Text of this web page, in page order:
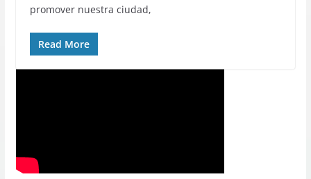
promover nuestra ciudad,
Read More